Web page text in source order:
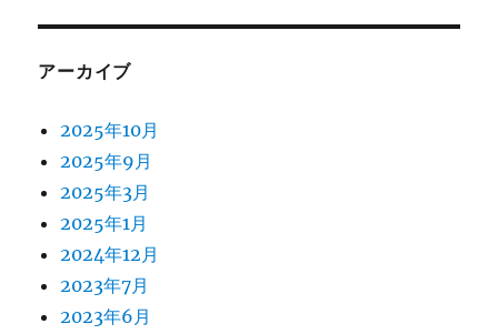
アーカイブ
2025年10月
2025年9月
2025年3月
2025年1月
2024年12月
2023年7月
2023年6月